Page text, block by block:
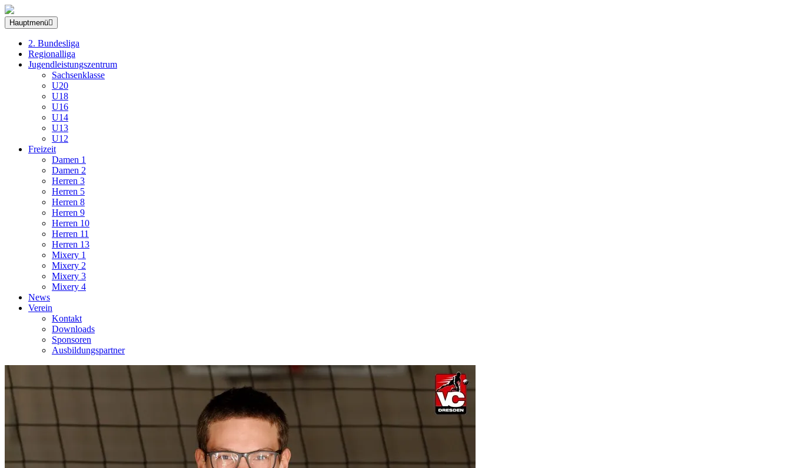
Hauptmenü
2. Bundesliga
Regionalliga
Jugendleistungszentrum
Sachsenklasse
U20
U18
U16
U14
U13
U12
Freizeit
Damen 1
Damen 2
Herren 3
Herren 5
Herren 8
Herren 9
Herren 10
Herren 11
Herren 13
Mixery 1
Mixery 2
Mixery 3
Mixery 4
News
Verein
Kontakt
Downloads
Sponsoren
Ausbildungspartner